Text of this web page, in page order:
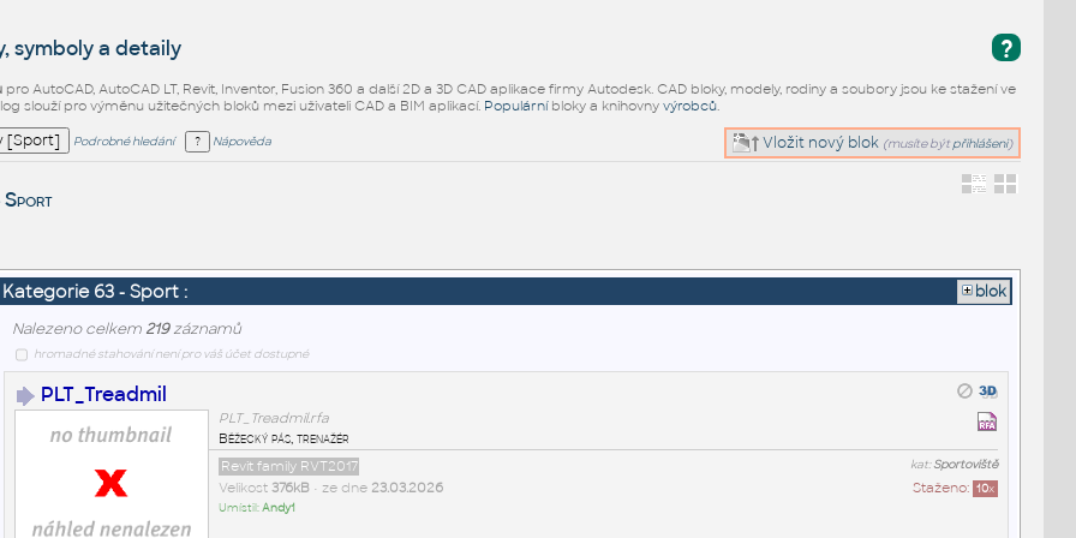
?
symboly a detaily
pro AutoCAD, AutoCAD LT, Revit, Inventor, Fusion 360 a další 2D a 3D CAD aplikace firmy Autodesk. CAD bloky, modely, rodiny a soubory jsou ke stažení ve
slouží pro výměnu užitečných bloků mezi uživateli CAD a BIM aplikací. Populárníbloky a knihovny výrobců.
Vložit nový blok (musíte být přihlášeni)
Podrobné hledání Nápověda
Sport
Kategorie 63 - Sport :
blok
Nalezeno celkem 219záznamů
hromadné stahování není pro váš účet dostupné
PLT_Treadmil
PLT_Treadmil.rfa
Běžecký pás, trenažér
kat:Sportoviště
Revit family RVT2017
Staženo: 10x
Velikost 376kB• ze dne 23.03.2026
Umístil:Andy1